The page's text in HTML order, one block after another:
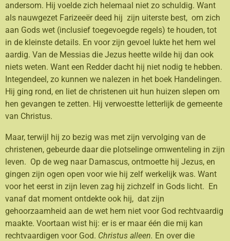
andersom. Hij voelde zich helemaal niet zo schuldig. Want
als nauwgezet Farizeeër deed hij zijn uiterste best, om zich
aan Gods wet (inclusief toegevoegde regels) te houden, tot
in de kleinste details. En voor zijn gevoel lukte het hem wel
aardig. Van de Messias die Jezus heette wilde hij dan ook
niets weten. Want een Redder dacht hij niet nodig te hebben.
Integendeel, zo kunnen we nalezen in het boek Handelingen.
Hij ging rond, en liet de christenen uit hun huizen slepen om
hen gevangen te zetten. Hij verwoestte letterlijk de gemeente
van Christus.
Maar, terwijl hij zo bezig was met zijn vervolging van de
christenen, gebeurde daar die plotselinge omwenteling in zijn
leven. Op de weg naar Damascus, ontmoette hij Jezus, en
gingen zijn ogen open voor wie hij zelf werkelijk was. Want
voor het eerst in zijn leven zag hij zichzelf in Gods licht. En
vanaf dat moment ontdekte ook hij, dat zijn
gehoorzaamheid aan de wet hem niet voor God rechtvaardig
maakte. Voortaan wist hij: er is er maar één die mij kan
rechtvaardigen voor God. Christus alleen. En over die